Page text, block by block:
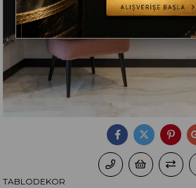
TABLODEKOR